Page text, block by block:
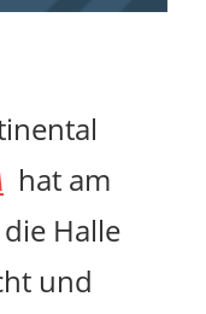
hat am
Halle
und